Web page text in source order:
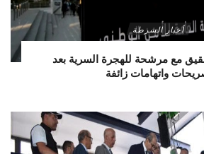
أخبار الشرطة
مع مرشحة للهجرة السرية بعد
واتهامات زائفة